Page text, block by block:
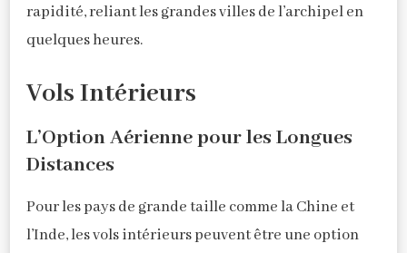
rapidité, reliant les grandes villes de l’archipel en
quelques heures.
Vols Intérieurs
L’Option Aérienne pour les Longues
Distances
Pour les pays de grande taille comme la Chine et
l’Inde, les vols intérieurs peuvent être une option